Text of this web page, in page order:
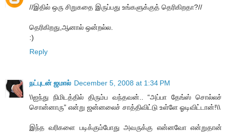
//இதில் ஒரு சிறுகதை இருப்பது உங்களுக்குத் தெரிகிறதா?//
தெரிகிறது,ஆனால் ஒன்றல்ல.
:)
Reply
நட்புடன் ஜமால் December 5, 2008 at 1:34 PM
\\ஐந்து நிமிடத்தில் திரும்ப வந்தவன்.. “அப்பா தேங்ஸ் சொல்லச்
சொன்னாரு” என்று ஜன்னலைச் சாத்திவிட்டு உள்ளே ஓடிவிட்டான்!\\
இந்த வரிகளை படிக்கும்போது அவருக்கு என்னவோ என்றுதான்